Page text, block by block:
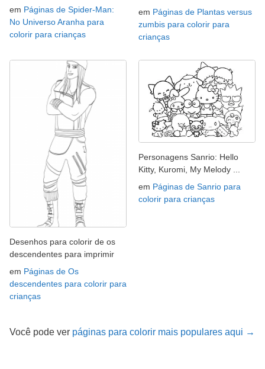
em Páginas de Spider-Man:
No Universo Aranha para
colorir para crianças
em Páginas de Plantas versus
zumbis para colorir para
crianças
Desenhos para colorir de os
descendentes para imprimir
em Páginas de Os
descendentes para colorir para
crianças
Personagens Sanrio: Hello
Kitty, Kuromi, My Melody ...
em Páginas de Sanrio para
colorir para crianças
Você pode ver páginas para colorir mais populares aqui →